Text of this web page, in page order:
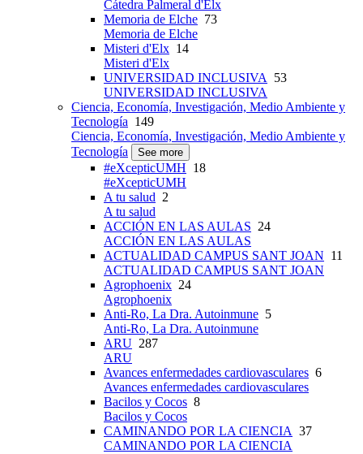
Cátedra Palmeral d'Elx
Memoria de Elche 73
Memoria de Elche
Misteri d'Elx 14
Misteri d'Elx
UNIVERSIDAD INCLUSIVA 53
UNIVERSIDAD INCLUSIVA
Ciencia, Economía, Investigación, Medio Ambiente y
Tecnología 149
Ciencia, Economía, Investigación, Medio Ambiente y
Tecnología
See more
#eXcepticUMH 18
#eXcepticUMH
A tu salud 2
A tu salud
ACCIÓN EN LAS AULAS 24
ACCIÓN EN LAS AULAS
ACTUALIDAD CAMPUS SANT JOAN 11
ACTUALIDAD CAMPUS SANT JOAN
Agrophoenix 24
Agrophoenix
Anti-Ro, La Dra. Autoinmune 5
Anti-Ro, La Dra. Autoinmune
ARU 287
ARU
Avances enfermedades cardiovasculares 6
Avances enfermedades cardiovasculares
Bacilos y Cocos 8
Bacilos y Cocos
CAMINANDO POR LA CIENCIA 37
CAMINANDO POR LA CIENCIA